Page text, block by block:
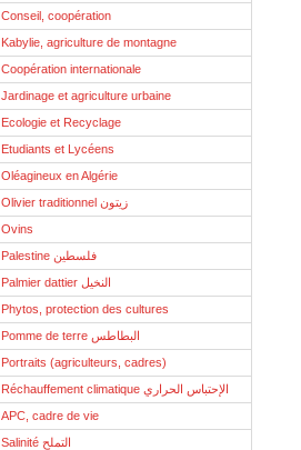
Conseil, coopération
Kabylie, agriculture de montagne
Coopération internationale
Jardinage et agriculture urbaine
Ecologie et Recyclage
Etudiants et Lycéens
Oléagineux en Algérie
Olivier traditionnel زيتون
Ovins
Palestine فلسطين
Palmier dattier النخيل
Phytos, protection des cultures
Pomme de terre البطاطس
Portraits (agriculteurs, cadres)
Réchauffement climatique الإحتباس الحراري
APC, cadre de vie
Salinité التملح